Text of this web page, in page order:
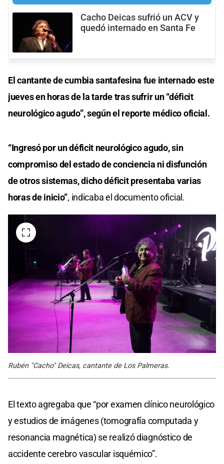
Cacho Deicas sufrió un ACV y
quedó internado en Santa Fe
El cantante de cumbia santafesina fue internado este
jueves en horas de la tarde tras sufrir un “déficit
neurológico agudo”, según el reporte médico oficial.
“Ingresó por un déficit neurológico agudo, sin
compromiso del estado de conciencia ni disfunción
de otros sistemas, dicho déficit presentaba varias
horas de inicio”, indicaba el documento oficial.
Rubén "Cacho" Deicas, cantante de Los Palmeras.
El texto agregaba que “por examen clínico neurológico
y estudios de imágenes (tomografía computada y
resonancia magnética) se realizó diagnóstico de
accidente cerebro vascular isquémico”.